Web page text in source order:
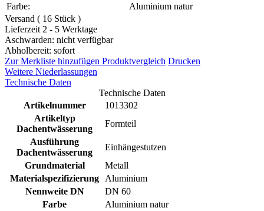
Farbe:
Aluminium natur
Versand ( 16 Stück )
Lieferzeit 2 - 5 Werktage
Aschwarden: nicht verfügbar
Abholbereit: sofort
Zur Merkliste hinzufügen Produktvergleich Drucken
Weitere Niederlassungen
Technische Daten
Technische Daten
Artikelnummer
1013302
Artikeltyp
Dachentwässerung
Formteil
Ausführung
Dachentwässerung
Einhängestutzen
Grundmaterial
Metall
Materialspezifizierung
Aluminium
Nennweite DN
DN 60
Farbe
Aluminium natur